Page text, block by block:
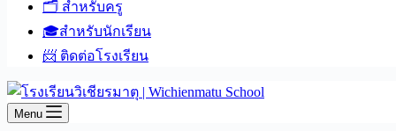
🗂️ สำหรับครู
🎓สำหรับนักเรียน
📨 ติดต่อโรงเรียน
Menu